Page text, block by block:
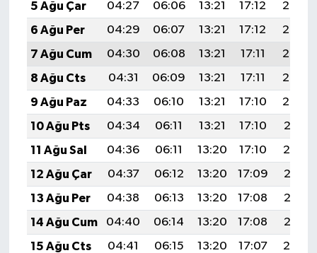
5 Ağu Çar 04:27 06:06 13:21 17:12
20:27
6 Ağu Per
04:29 06:07 13:21 17:12
20:25
7 Ağu Cum
04:30 06:08 13:21 17:11
20:24
8 Ağu Cts
04:31 06:09 13:21 17:11
20:23
9 Ağu Paz
04:33 06:10 13:21 17:10
20:22
10 Ağu Pts
04:34 06:11 13:21 17:10
20:21
11 Ağu Sal
04:36 06:11 13:20 17:10
20:19
12 Ağu Çar
04:37 06:12 13:20 17:09
20:18
13 Ağu Per
04:38 06:13 13:20 17:08
20:17
14 Ağu Cum
04:40 06:14 13:20 17:08
20:16
15 Ağu Cts
04:41 06:15 13:20 17:07
20:14